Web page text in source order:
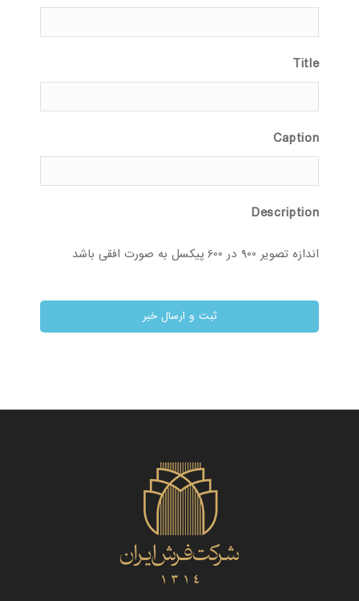
Title
Caption
Description
اندازه تصویر 900 در 600 پیکسل به صورت افقی باشد